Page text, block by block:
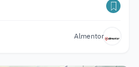
Almentor